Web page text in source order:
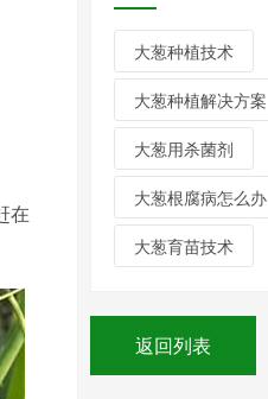
在
大葱种植技术
大葱种植解决方案
大葱用杀菌剂
大葱根腐病怎么办
大葱育苗技术
返回列表